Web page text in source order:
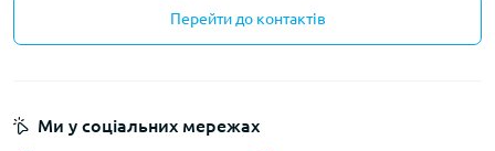
Перейти до контактів
Ми у соціальних мережах